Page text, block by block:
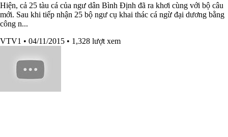
Hiện, cả 25 tàu cá của ngư dân Bình Định đã ra khơi cùng với bộ câu
mới. Sau khi tiếp nhận 25 bộ ngư cụ khai thác cá ngừ đại dương bằng
công n...
VTV1 • 04/11/2015 • 1,328 lượt xem